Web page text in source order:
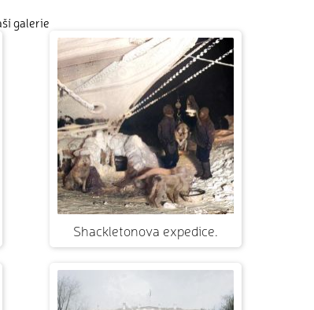
galerie
Shackletonova expedice.